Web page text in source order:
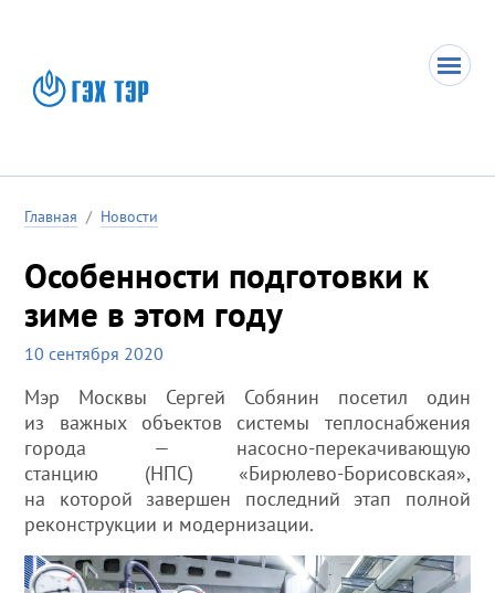
Главная / Новости
Особенности подготовки к
зиме в этом году
10 сентября 2020
Мэр Москвы Сергей Собянин посетил один
из важных объектов системы теплоснабжения
города — насосно-перекачивающую
станцию (НПС) «Бирюлево-Борисовская»,
на которой завершен последний этап полной
реконструкции и модернизации.